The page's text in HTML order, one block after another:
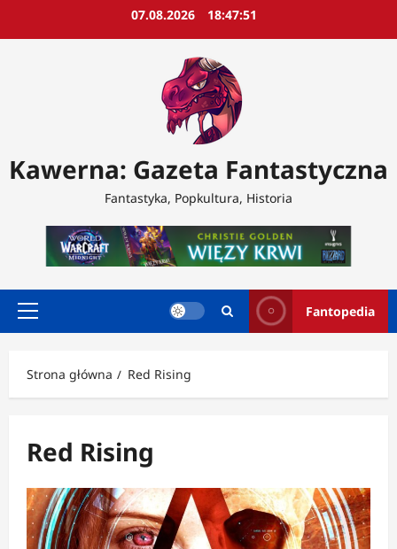
07.08.2026 18:47:53
Kawerna: Gazeta Fantastyczna
Fantastyka, Popkultura, Historia
Menu
Fantopedia
Strona główna Red Rising
Red Rising